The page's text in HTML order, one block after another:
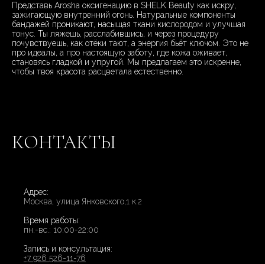
Представь Arosha оксигенацию в SHELK Beauty как искру,
зажигающую внутренний огонь. Натуральные компоненты
бандажей проникают, насыщая ткани кислородом и улучшая
тонус. Ты ляжешь, расслабившись, и через процедуру
почувствуешь, как отёки тают, а энергия бьёт ключом. Это не
про идеалы, а про настоящую заботу, где кожа оживает,
становясь гладкой и упругой. Мы предлагаем это искренне,
чтобы твоя красота расцветала естественно.
КОНТАКТЫ
Адрес:
Москва, улица Янковского,1 к.2
Время работы:
пн.-вс.: 10:00-22:00
Запись и консультация:
+7 926 526-11-76